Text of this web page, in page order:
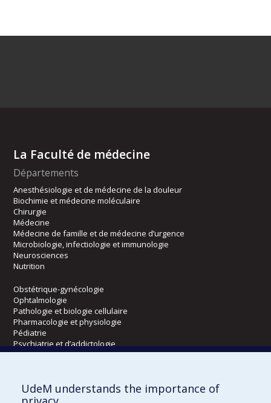
La Faculté de médecine
Départements
Anesthésiologie et de médecine de la douleur
Biochimie et médecine moléculaire
Chirurgie
Médecine
Médecine de famille et de médecine d’urgence
Microbiologie, infectiologie et immunologie
Neurosciences
Nutrition
Obstétrique-gynécologie
Ophtalmologie
Pathologie et biologie cellulaire
Pharmacologie et physiologie
Pédiatrie
Psychiatrie et d’addictologie
Radiologie, radio-oncologie et médecine nucléaire
Écoles
UdeM understands the importance of